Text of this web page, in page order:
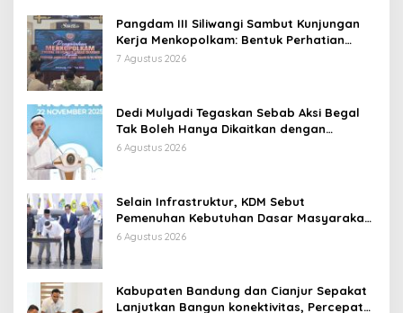
Pangdam III Siliwangi Sambut Kunjungan
Kerja Menkopolkam: Bentuk Perhatian
Pemerintah
7 Agustus 2026
Dedi Mulyadi Tegaskan Sebab Aksi Begal
Tak Boleh Hanya Dikaitkan dengan
Ekonomi
6 Agustus 2026
Selain Infrastruktur, KDM Sebut
Pemenuhan Kebutuhan Dasar Masyarakat
Jadi Fokus APBD Jabar 2027
6 Agustus 2026
Kabupaten Bandung dan Cianjur Sepakat
Lanjutkan Bangun konektivitas, Percepat